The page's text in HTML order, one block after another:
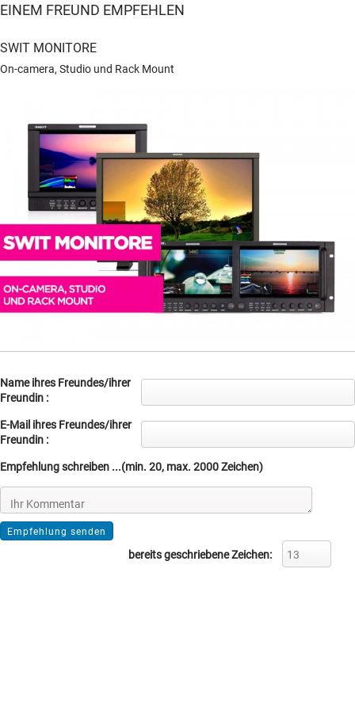
EINEM FREUND EMPFEHLEN
SWIT MONITORE
On-camera, Studio und Rack Mount
Name ihres Freundes/ihrer
Freundin :
E-Mail ihres Freundes/ihrer
Freundin :
Empfehlung schreiben ...(min. 20, max. 2000 Zeichen)
bereits geschriebene Zeichen: